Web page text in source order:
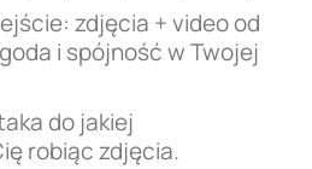
zdjęcia + video od
i spójność w Twojej
do jakiej
robiąc zdjęcia.